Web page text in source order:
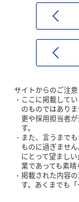
サイトからのご注意
ここに掲載して
のものではあり
更や採用担当者
す。
また、言うまで
ものに過ぎませ
にとって望まし
業であっても素晴
掲載された内容
す。あくまでも